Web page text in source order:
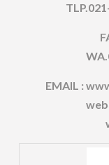
EMAIL :